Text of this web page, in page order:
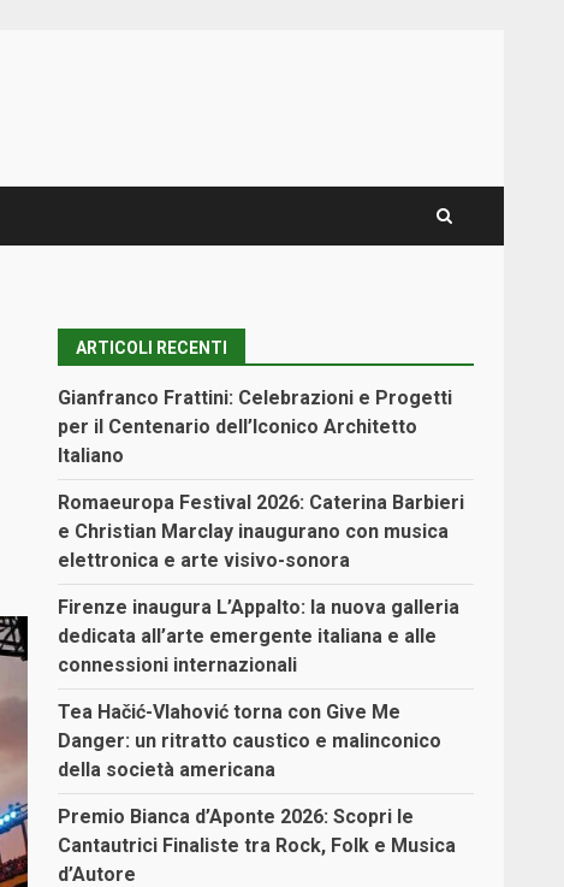
ARTICOLI RECENTI
Gianfranco Frattini: Celebrazioni e Progetti
per il Centenario dell’Iconico Architetto
Italiano
Romaeuropa Festival 2026: Caterina Barbieri
e Christian Marclay inaugurano con musica
elettronica e arte visivo-sonora
Firenze inaugura L’Appalto: la nuova galleria
dedicata all’arte emergente italiana e alle
connessioni internazionali
Tea Hačić-Vlahović torna con Give Me
Danger: un ritratto caustico e malinconico
della società americana
Premio Bianca d’Aponte 2026: Scopri le
Cantautrici Finaliste tra Rock, Folk e Musica
d’Autore